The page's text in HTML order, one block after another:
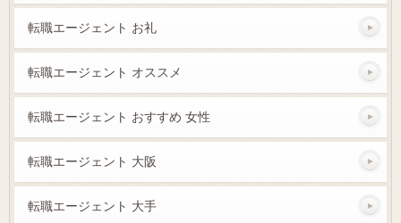
転職エージェント お礼
転職エージェント オススメ
転職エージェント おすすめ 女性
転職エージェント 大阪
転職エージェント 大手